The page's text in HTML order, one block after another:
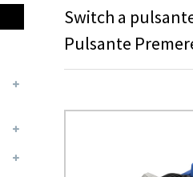
Switch a
Pulsante